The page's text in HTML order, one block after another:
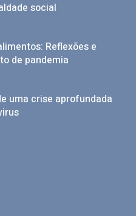
social
Reflexões e
de pandemia
uma crise aprofundada